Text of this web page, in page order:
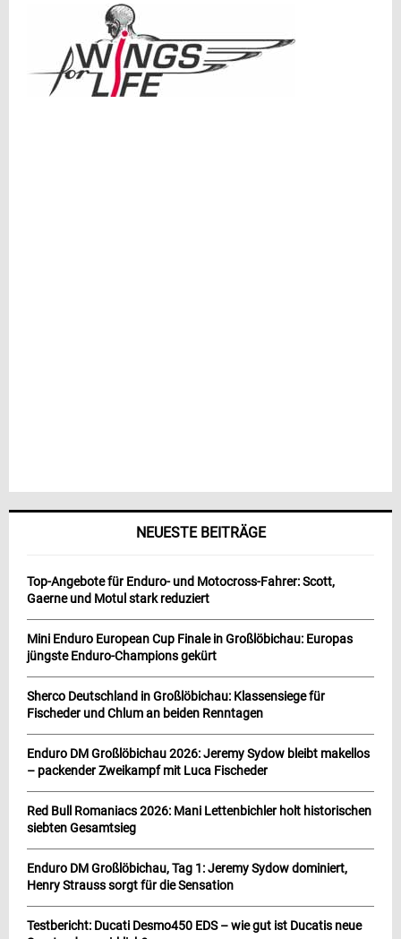
NEUESTE BEITRÄGE
Top-Angebote für Enduro- und Motocross-Fahrer: Scott,
Gaerne und Motul stark reduziert
Mini Enduro European Cup Finale in Großlöbichau: Europas
jüngste Enduro-Champions gekürt
Sherco Deutschland in Großlöbichau: Klassensiege für
Fischeder und Chlum an beiden Renntagen
Enduro DM Großlöbichau 2026: Jeremy Sydow bleibt makellos
– packender Zweikampf mit Luca Fischeder
Red Bull Romaniacs 2026: Mani Lettenbichler holt historischen
siebten Gesamtsieg
Enduro DM Großlöbichau, Tag 1: Jeremy Sydow dominiert,
Henry Strauss sorgt für die Sensation
Testbericht: Ducati Desmo450 EDS – wie gut ist Ducatis neue